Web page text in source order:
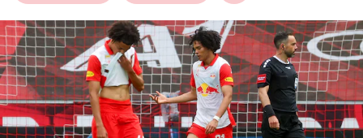
bookmark
search
Suchbegriff
eingeben